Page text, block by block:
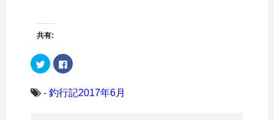
共有:
ク
リ
し
て
F
a
b
o
- 釣行記2017年6月